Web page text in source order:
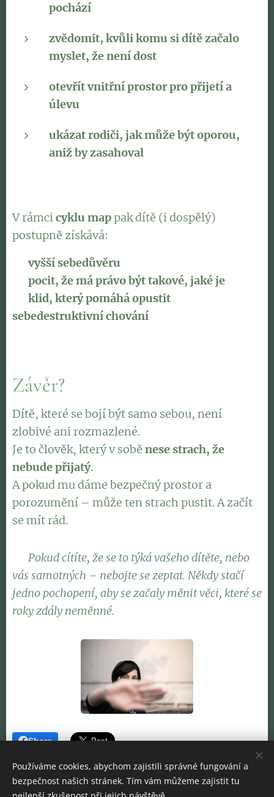
pochází
zvědomit, kvůli komu si dítě začalo
myslet, že není dost
otevřít vnitřní prostor pro přijetí a
úlevu
ukázat rodiči, jak může být oporou,
aniž by zasahoval
V rámcicyklu mappak dítě (i dospělý)
postupně získává:
vyšší sebedůvěru
pocit, že má právo být takové, jaké je
klid, který pomáhá opustit
sebedestruktivní chování
Závěr?
Dítě, které se bojí být samo sebou, není
zlobivé ani rozmazlené.
Je to člověk, který v sobě nese strach, že
nebude přijatý.
A pokud mu dáme bezpečný prostor a
porozumění – může ten strach pustit. A začít
se mít rád.
Pokud cítíte, že se to týká vašeho dítěte, nebo
vás samotných – nebojte se zeptat. Někdy stačí
jedno pochopení, aby se začaly měnit věci, které se
roky zdály neměnné.
Share
Používáme cookies, abychom zajistili správné fungování a
bezpečnost našich stránek. Tím vám můžeme zajistit tu